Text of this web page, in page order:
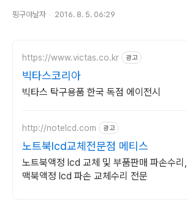
핑구야날자 2016. 8. 5. 06:29
https://www.victas.co.kr 광고
빅타스코리아
빅타스 탁구용품 한국 독점 에이전시
http://notelcd.com 광고
노트북lcd교체전문점 메티스
노트북액정 lcd 교체 및 부품판매 파손수리,
맥북액정 lcd 파손 교체수리 전문